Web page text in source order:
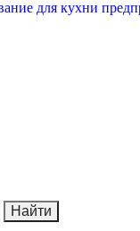
Найти